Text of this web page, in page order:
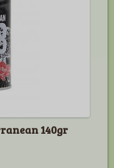
140gr